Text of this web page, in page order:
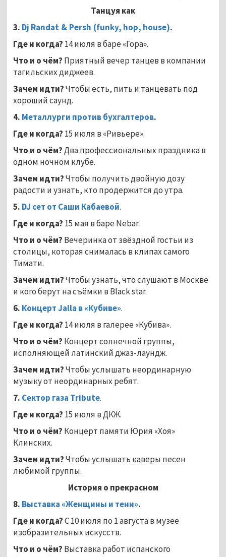
Танцуя как
3. Dj Randat & Persh (funky, hop, house).
Где и когда? 14 июля в баре «Гора».
Что и о чём? Приятный вечер танцев в компании
тагильских диджеев.
Зачем идти?Чтобы есть, пить и танцевать под
хороший саунд.
4. Металлурги против бухгалтеров.
Где и когда? 15 июля в «Ривьере».
Что и о чём?Два профессиональных праздника в
одном ночном клубе.
Зачем идти?Чтобы получить двойную дозу
радости и узнать, кто продержится до утра.
5. DJ сет от Саши Кабаевой.
Где и когда? 15 мая в баре Nebar.
Что и о чём? Вечеринка от звёздной гостьи из
столицы, которая снималась в клипах самого
Тимати.
Зачем идти?Чтобы узнать, что слушают в Москве
и кого берут на съёмки в Black star.
6. КонцертJalla в «Кубиве».
Где и когда? 14 июля в галерее «Кубива».
Что и о чём? Концерт солнечной группы,
исполняющей латинский джаз-лаундж.
Зачем идти?Чтобы услышать неординарную
музыку от неординарных ребят.
7. Сектор газа Tribute.
Где и когда? 15 июля в ДКЖ.
Что и о чём? Концерт памяти Юрия «Хоя»
Клинских.
Зачем идти?Чтобы услышать каверы песен
любимой группы.
История о прекрасном
8. Выставка «Женщины и тени».
Где и когда?С 10 июля по 1 августа в музее
изобразительных искусств.
Что и о чём? Выставка работ испанского